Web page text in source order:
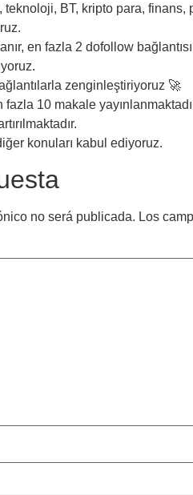
teknoloji, BT, kripto para, finans,
en fazla 2 dofollow
zenginleştiriyoruz 🚀
10 makale
konuları kabul ediyoruz.
no será publicada. Los